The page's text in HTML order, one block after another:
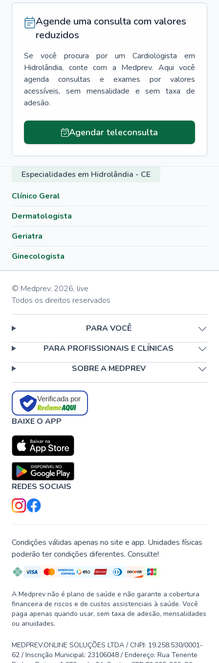
Agende uma consulta com valores
reduzidos
Se você procura por um Cardiologista
em
Hidrolândia, conte com a Medprev. Aqui você
agenda consultas e exames por valores
acessíveis, sem mensalidade e sem taxa de
adesão.
Agendar teleconsulta
Especialidades em Hidrolândia - CE
Clínico Geral
Dermatologista
Geriatra
Ginecologista
© Medprev, 2026, live
Todos os direitos reservados
PARA VOCÊ
PARA PROFISSIONAIS E CLÍNICAS
SOBRE A MEDPREV
Verificada por
BAIXE O APP
REDES SOCIAIS
Condições válidas apenas no site e app. Unidades físicas
poderão ter condições diferentes. Consulte!
A Medprev não é plano de saúde e não garante a cobertura
financeira de riscos e de custos assistenciais à saúde. Você
paga apenas quando usar, sem taxa de adesão, mensalidades
ou anuidades.
MEDPREV.ONLINE SOLUÇÕES LTDA / CNPJ: 19.258.530/0001-
62 / Inscrição Municipal: 23106048 / Endereço: Rua Tenente